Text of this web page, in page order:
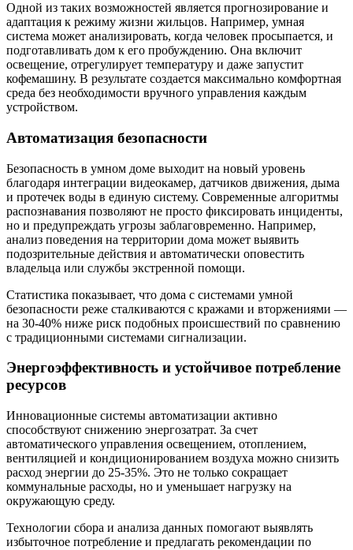
Одной из таких возможностей является прогнозирование и
адаптация к режиму жизни жильцов. Например, умная
система может анализировать, когда человек просыпается, и
подготавливать дом к его пробуждению. Она включит
освещение, отрегулирует температуру и даже запустит
кофемашину. В результате создается максимально комфортная
среда без необходимости вручного управления каждым
устройством.
Автоматизация безопасности
Безопасность в умном доме выходит на новый уровень
благодаря интеграции видеокамер, датчиков движения, дыма
и протечек воды в единую систему. Современные алгоритмы
распознавания позволяют не просто фиксировать инциденты,
но и предупреждать угрозы заблаговременно. Например,
анализ поведения на территории дома может выявить
подозрительные действия и автоматически оповестить
владельца или службы экстренной помощи.
Статистика показывает, что дома с системами умной
безопасности реже сталкиваются с кражами и вторжениями —
на 30-40% ниже риск подобных происшествий по сравнению
с традиционными системами сигнализации.
Энергоэффективность и устойчивое потребление
ресурсов
Инновационные системы автоматизации активно
способствуют снижению энергозатрат. За счет
автоматического управления освещением, отоплением,
вентиляцией и кондиционированием воздуха можно снизить
расход энергии до 25-35%. Это не только сокращает
коммунальные расходы, но и уменьшает нагрузку на
окружающую среду.
Технологии сбора и анализа данных помогают выявлять
избыточное потребление и предлагать рекомендации по